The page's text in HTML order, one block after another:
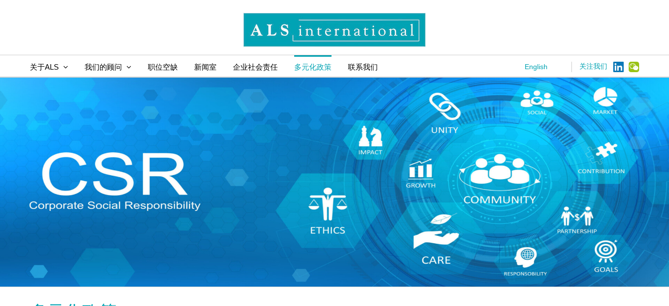
关于ALS 我们的顾问 职位空缺 新闻室 企业社会责任 多元化政策 联系我们 关注我们
English